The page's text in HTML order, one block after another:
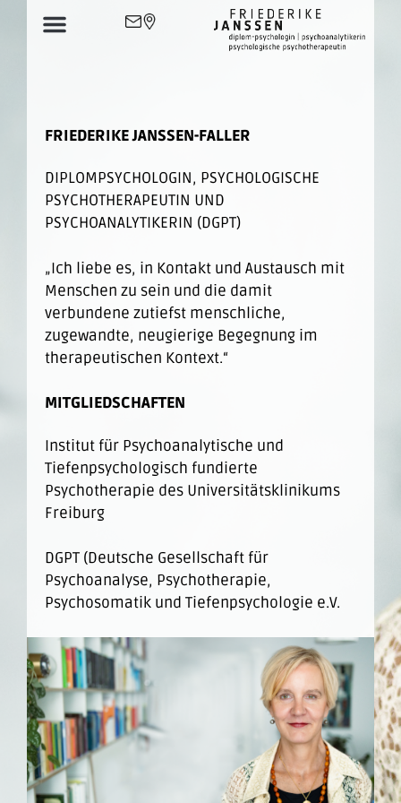
FRIEDERIKE JANSSEN-FALLER
DIPLOMPSYCHOLOGIN, PSYCHOLOGISCHE
PSYCHOTHERAPEUTIN UND
PSYCHOANALYTIKERIN (DGPT)
„Ich liebe es, in Kontakt und Austausch mit
Menschen zu sein und die damit
verbundene zutiefst menschliche,
zugewandte, neugierige Begegnung im
therapeutischen Kontext.“
MITGLIEDSCHAFTEN
Institut für Psychoanalytische und
Tiefenpsychologisch fundierte
Psychotherapie des Universitätsklinikums
Freiburg
DGPT (Deutsche Gesellschaft für
Psychoanalyse, Psychotherapie,
Psychosomatik und Tiefenpsychologie e.V.